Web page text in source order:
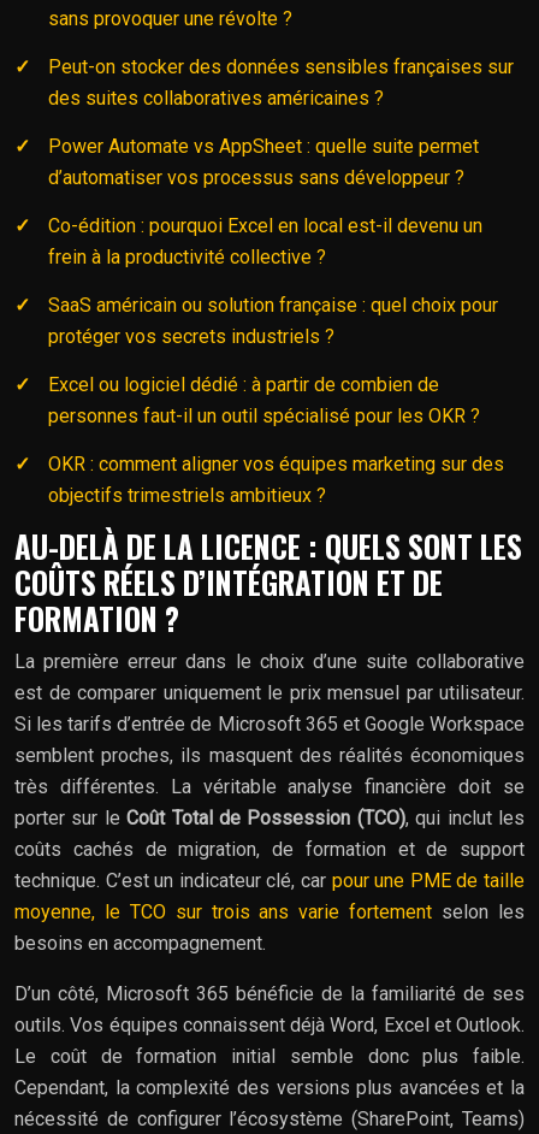
sans provoquer une révolte ?
Peut-on stocker des données sensibles françaises sur
des suites collaboratives américaines ?
Power Automate vs AppSheet : quelle suite permet
d’automatiser vos processus sans développeur ?
Co-édition : pourquoi Excel en local est-il devenu un
frein à la productivité collective ?
SaaS américain ou solution française : quel choix pour
protéger vos secrets industriels ?
Excel ou logiciel dédié : à partir de combien de
personnes faut-il un outil spécialisé pour les OKR ?
OKR : comment aligner vos équipes marketing sur des
objectifs trimestriels ambitieux ?
AU-DELÀ DE LA LICENCE : QUELS SONT LES
COÛTS RÉELS D’INTÉGRATION ET DE
FORMATION ?
La première erreur dans le choix d’une suite collaborative
est de comparer uniquement le prix mensuel par utilisateur.
Si les tarifs d’entrée de Microsoft 365 et Google Workspace
semblent proches, ils masquent des réalités économiques
très différentes. La véritable analyse financière doit se
porter sur leCoût Total de Possession (TCO), qui inclut les
coûts cachés de migration, de formation et de support
technique. C’est un indicateur clé, car pour une PME de taille
moyenne, le TCO sur trois ans varie fortement selon les
besoins en accompagnement.
D’un côté, Microsoft 365 bénéficie de la familiarité de ses
outils. Vos équipes connaissent déjà Word, Excel et Outlook.
Le coût de formation initial semble donc plus faible.
Cependant, la complexité des versions plus avancées et la
nécessité de configurer l’écosystème (SharePoint, Teams)